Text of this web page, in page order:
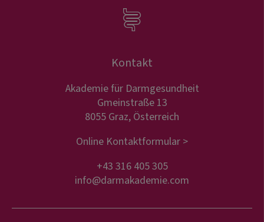
Kontakt
Akademie für Darmgesundheit
Gmeinstraße 13
8055 Graz, Österreich
Online Kontaktformular >
+43 316 405 305
info@darmakademie.com